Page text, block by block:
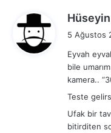
5 Ağustos
Eyvah
bile
kamera..
Teste
Ufak bir
bitirditen